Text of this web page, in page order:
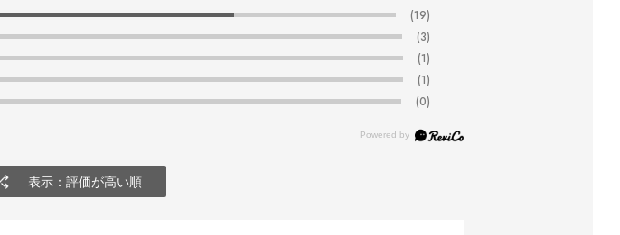
(19)
(3)
(1)
(1)
(0)
表示：評価が高い順